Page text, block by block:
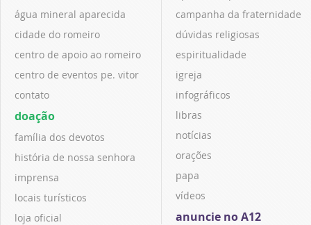
água mineral aparecida
cidade do romeiro
centro de apoio ao romeiro
centro de eventos pe. vitor
contato
doação
família dos devotos
história de nossa senhora
imprensa
locais turísticos
loja oficial
campanha da fraternidade
dúvidas religiosas
espiritualidade
igreja
infográficos
libras
notícias
orações
papa
vídeos
anuncie no A12